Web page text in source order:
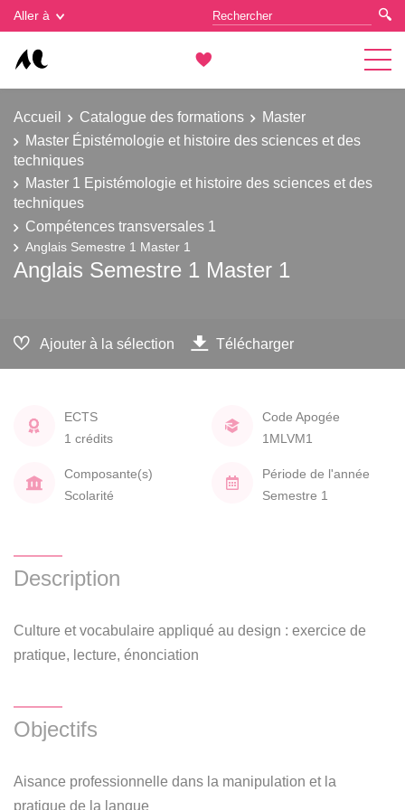
Aller à
Accueil Catalogue des formations
Master
Master Épistémologie et histoire des sciences et des
techniques
Master 1 Epistémologie et histoire des sciences et des
techniques
Compétences transversales 1
Anglais Semestre 1 Master 1
Anglais Semestre 1 Master 1
Ajouter à la sélection Télécharger
ECTS
1 crédits
Code Apogée
1MLVM1
Composante(s)
Scolarité
Période de l'année
Semestre 1
Description
Culture et vocabulaire appliqué au design : exercice de
pratique, lecture, énonciation
Objectifs
Aisance professionnelle dans la manipulation et la
pratique de la langue
Gestion des cookies